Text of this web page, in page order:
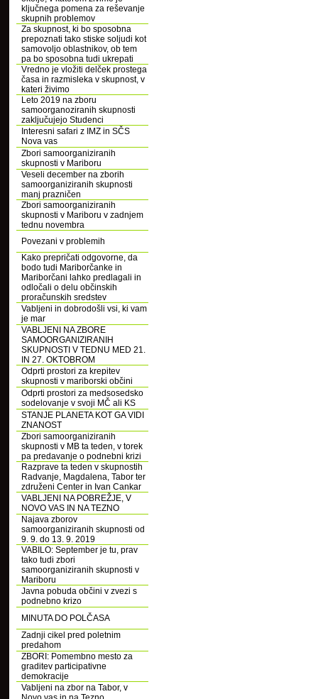
ključnega pomena za reševanje
skupnih problemov
Za skupnost, ki bo sposobna
prepoznati tako stiske soljudi kot
samovoljo oblastnikov, ob tem
pa bo sposobna tudi ukrepati
Vredno je vložiti delček prostega
časa in razmisleka v skupnost, v
kateri živimo
Leto 2019 na zboru
samoorganoziranih skupnosti
zaključujejo Studenci
Interesni safari z IMZ in SČS
Nova vas
Zbori samoorganiziranih
skupnosti v Mariboru
Veseli december na zborih
samoorganiziranih skupnosti
manj prazničen
Zbori samoorganiziranih
skupnosti v Mariboru v zadnjem
tednu novembra
Povezani v problemih
Kako prepričati odgovorne, da
bodo tudi Mariborčanke in
Mariborčani lahko predlagali in
odločali o delu občinskih
proračunskih sredstev
Vabljeni in dobrodošli vsi, ki vam
je mar
VABLJENI NA ZBORE
SAMOORGANIZIRANIH
SKUPNOSTI V TEDNU MED 21.
IN 27. OKTOBROM
Odprti prostori za krepitev
skupnosti v mariborski občini
Odprti prostori za medsosedsko
sodelovanje v svoji MČ ali KS
STANJE PLANETA KOT GA VIDI
ZNANOST
Zbori samoorganiziranih
skupnosti v MB ta teden, v torek
pa predavanje o podnebni krizi
Razprave ta teden v skupnostih
Radvanje, Magdalena, Tabor ter
združeni Center in Ivan Cankar
VABLJENI NA POBREŽJE, V
NOVO VAS IN NA TEZNO
Najava zborov
samoorganiziranih skupnosti od
9. 9. do 13. 9. 2019
VABILO: September je tu, prav
tako tudi zbori
samoorganiziranih skupnosti v
Mariboru
Javna pobuda občini v zvezi s
podnebno krizo
MINUTA DO POLČASA
Zadnji cikel pred poletnim
predahom
ZBORI: Pomembno mesto za
graditev participativne
demokracije
Vabljeni na zbor na Tabor, v